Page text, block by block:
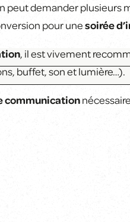
peut demander plusieurs
pour unesoirée
, il est vivement
buffet, son et lumière…).
communication